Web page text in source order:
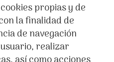
propias y de
la finalidad de
de navegación
realizar